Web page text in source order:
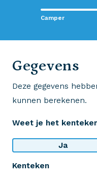
Camper
Gegevens
Deze gegevens
kunnen berekenen.
Weet je het
Ja
Kenteken
Contact met
Wij staan voor je klaar!
Wij krijgen
Op basis van ruim
Bekijk wat